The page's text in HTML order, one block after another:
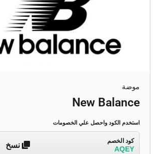
موضة
New Balance
استخدم الكود واحصل علي الخصومات
كود الخصم
AQEY